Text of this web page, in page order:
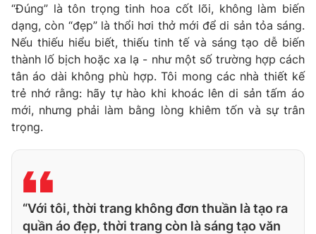
“Đúng” là tôn trọng tinh hoa cốt lõi, không làm biến
dạng, còn “đẹp” là thổi hơi thở mới để di sản tỏa sáng.
Nếu thiếu hiểu biết, thiếu tinh tế và sáng tạo dễ biến
thành lố bịch hoặc xa lạ - như một số trường hợp cách
tân áo dài không phù hợp. Tôi mong các nhà thiết kế
trẻ nhớ rằng: hãy tự hào khi khoác lên di sản tấm áo
mới, nhưng phải làm bằng lòng khiêm tốn và sự trân
trọng.
“Với tôi, thời trang không đơn thuần là tạo ra
quần áo đẹp, thời trang còn là sáng tạo văn